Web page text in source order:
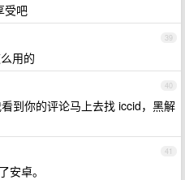
受吧
39
用的
40
到你的评论马上去找 iccid，黑解
41
安卓。